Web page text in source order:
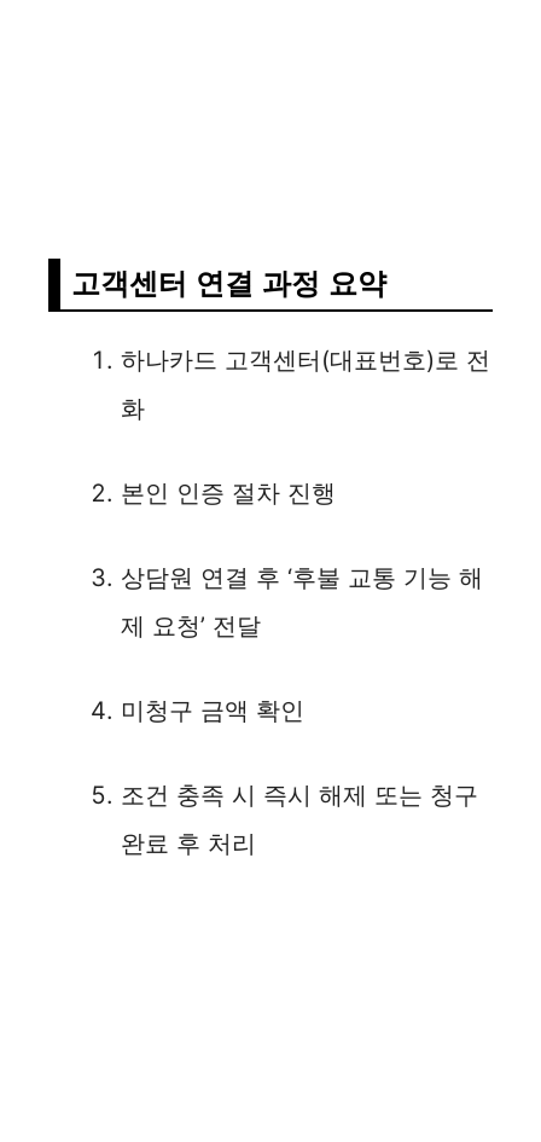
고객센터 연결 과정 요약
하나카드 고객센터(대표번호)로 전
화
본인 인증 절차 진행
상담원 연결 후 ‘후불 교통 기능 해
제 요청’ 전달
미청구 금액 확인
조건 충족 시 즉시 해제 또는 청구
완료 후 처리